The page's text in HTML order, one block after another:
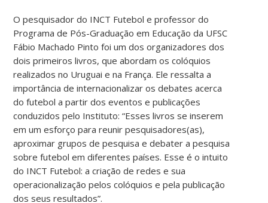
O pesquisador do INCT Futebol e professor do
Programa de Pós-Graduação em Educação da UFSC
Fábio Machado Pinto foi um dos organizadores dos
dois primeiros livros, que abordam os colóquios
realizados no Uruguai e na França. Ele ressalta a
importância de internacionalizar os debates acerca
do futebol a partir dos eventos e publicações
conduzidos pelo Instituto: “Esses livros se inserem
em um esforço para reunir pesquisadores(as),
aproximar grupos de pesquisa e debater a pesquisa
sobre futebol em diferentes países. Esse é o intuito
do INCT Futebol: a criação de redes e sua
operacionalização pelos colóquios e pela publicação
dos seus resultados”.